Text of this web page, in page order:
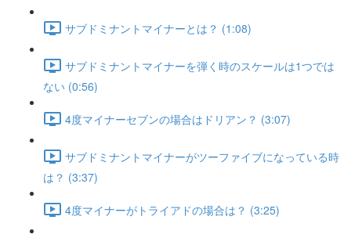
サブドミナントマイナーとは？ (1:08)
サブドミナントマイナーを弾く時のスケールは1つでは
ない (0:56)
4度マイナーセブンの場合はドリアン？ (3:07)
サブドミナントマイナーがツーファイブになっている時
は？ (3:37)
4度マイナーがトライアドの場合は？ (3:25)